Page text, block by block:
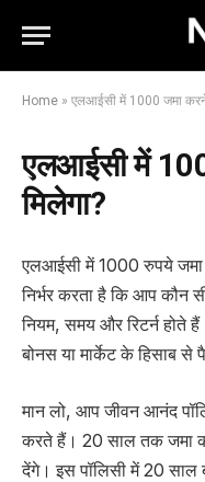
Home » एलआईसी में 1000 जमा करने
एलआईसी में
मिलेगा?
एलआईसी में 1000 रुपये जमा
निर्भर करता है कि आप कौन
नियम, समय और रिटर्न होते
बोनस या मार्केट के हिसाब से
मान लो, आप जीवन आनंद
करते हैं। 20 साल तक जमा
देंगे। इस पॉलिसी में 20